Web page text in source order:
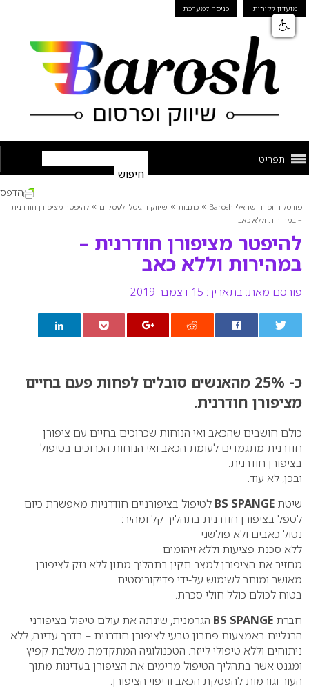
מועדון לקוחות כניסה למערכת
תפריט
פורטל היופי הישראלי Barosh » כתבות » שיווק דיגיטלי לעסקים » להיפטר מציפורן חודרנית
– במהירות וללא כאב
להיפטר מציפורן חודרנית –
במהירות וללא כאב
פורסם מאת: בתאריך: 15 דצמבר 2019
הדפס
כ- 25% מהאנשים סובלים לפחות פעם בחיים
מציפורן חודרנית.
כולם חושבים שהכאב ואי הנוחות שכרוכים בחיים עם ציפורן
חודרנית מתגמדים לעומת הכאב ואי הנוחות הכרוכים בטיפול
בציפורן חודרנית.
ובכן, לא עוד.
שיטת BS SPANGE לטיפול בציפורניים חודרניות מאפשרת כיום
לטפל בציפורן חודרנית בתהליך קל ומהיר:
נטול כאבים ולא פולשני
ללא סכנת פציעות וללא זיהומים
מחזיר את הציפורן למצב תקין בתהליך מתון ללא נזק לציפורן
מאושר ומותר לשימוש על-ידי פדיקוריסטית
בטוח לכולם כולל חולי סכרת.
חברת
הגרמנית, שינתה את עולם טיפול בציפורני
הרגליים באמצעות פתרון טבעי לציפורן חודרנית – בדרך עדינה, ללא
ניתוחים וללא טיפולי לייזר. הטכנולוגיה המתקדמת משלבת קפיץ
ומגנט אשר בתהליך הטיפול מרימים את הציפורן בעדינות מתוך
העור וגורמות להפסקת הכאב וריפוי הציפורן.